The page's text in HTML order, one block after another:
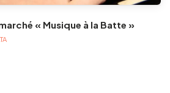
« Musique à la Batte »